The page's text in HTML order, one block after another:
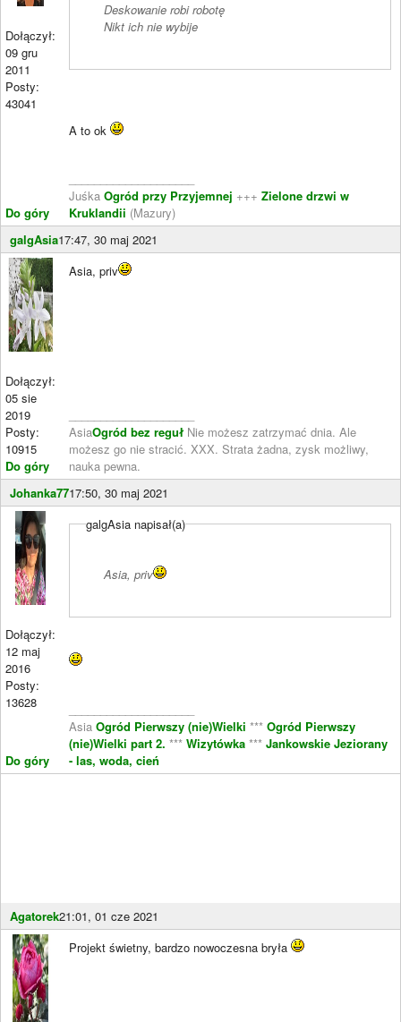
Dołączył:
09 gru
2011
Posty:
43041
Do góry
Deskowanie robi robotę
Nikt ich nie wybije
A to ok
Juśka Ogród przy Przyjemnej +++ Zielone drzwi w
Kruklandii (Mazury)
galgAsia17:47, 30 maj 2021
Dołączył:
05 sie
2019
Posty:
10915
Do góry
Asia, priv
AsiaOgród bez reguł Nie możesz zatrzymać dnia. Ale
możesz go nie stracić. XXX. Strata żadna, zysk możliwy,
nauka pewna.
Johanka7717:50, 30 maj 2021
Dołączył:
12 maj
2016
Posty:
13628
Do góry
galgAsia napisał(a)
Asia, priv
Asia Ogród Pierwszy (nie)Wielki *** Ogród Pierwszy
(nie)Wielki part 2. *** Wizytówka *** Jankowskie Jeziorany
- las, woda, cień
Agatorek21:01, 01 cze 2021
Projekt świetny, bardzo nowoczesna bryła